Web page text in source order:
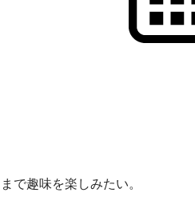
で趣味を楽しみたい。